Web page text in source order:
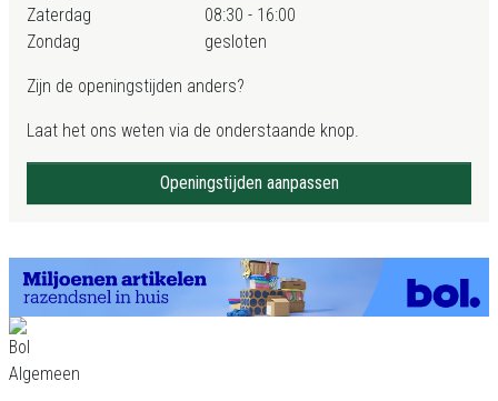
Zaterdag
08:30 - 16:00
Zondag
gesloten
Zijn de openingstijden anders?
Laat het ons weten via de onderstaande knop.
Openingstijden aanpassen